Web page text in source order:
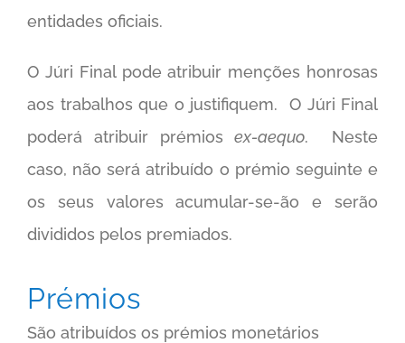
entidades oficiais.
O Júri Final pode atribuir menções honrosas
aos trabalhos que o justifiquem. O Júri Final
poderá atribuir prémiosex-aequo. Neste
caso, não será atribuído o prémio seguinte e
os seus valores acumular-se-ão e serão
divididos pelos premiados.
Prémios
São atribuídos os prémios monetários